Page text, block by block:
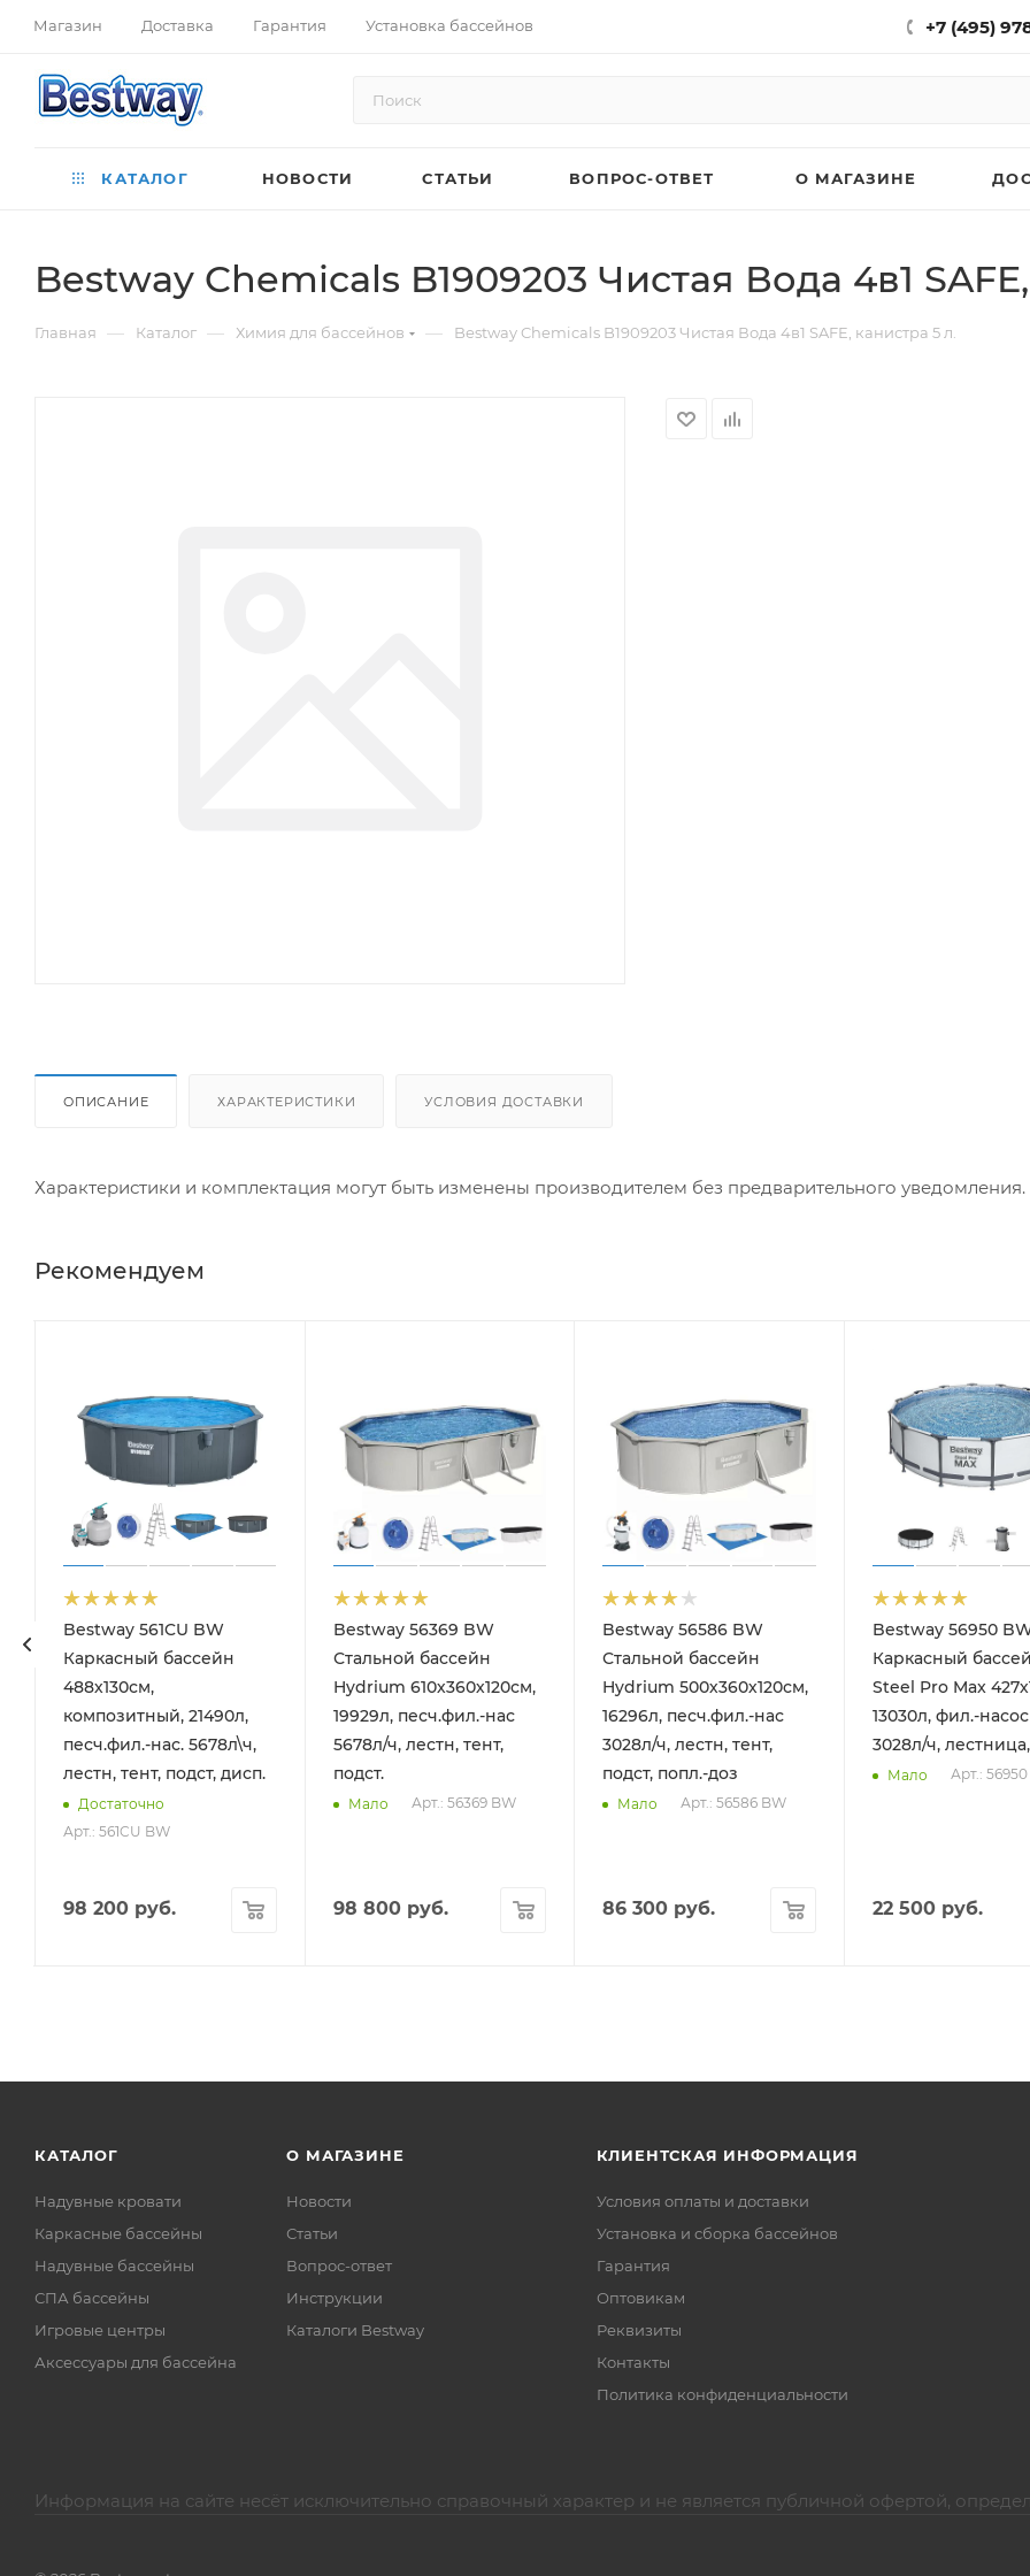
Магазин Доставка Гарантия Установка бассейнов +7 (495)
КАТАЛОГ НОВОСТИ СТАТЬИ ВОПРОС-ОТВЕТ О МАГАЗИНЕ
Bestwаy Chemicals B1909203 Чистая Вода 4в1
Главная — Каталог — Химия для бассейнов — Bestwаy Chemicals B1909203 Чистая Вода 4в1 SAFE, канистра 5 л.
ОПИСАНИЕ ХАРАКТЕРИСТИКИ УСЛОВИЯ ДОСТАВКИ
Характеристики и комплектация могут быть изменены производителем без предварительного уведомления.
Рекомендуем
Bestway 561CU BW
Каркасный бассейн
488х130см,
композитный, 21490л,
песч.фил.-нас. 5678л\ч,
лестн, тент, подст, дисп.
Достаточно
Арт.: 561CU BW
98 200руб.
Bestway 56369 BW
Стальной бассейн
Hydrium 610х360х120см,
19929л, песч.фил.-нас
5678л/ч, лестн, тент,
подст.
Мало Арт.: 56369 BW
98 800руб.
Bestway 56586 BW
Стальной бассейн
Hydrium 500х360х120см,
16296л, песч.фил.-нас
3028л/ч, лестн, тент,
подст, попл.-доз
Мало Арт.: 56586 BW
86 300 руб.
Bestway 56950
Каркасный
Steel Pro Max
13030л, фил.-насос
3028л/ч,
Мало Арт.:
22 500 руб.
КАТАЛОГ
Надувные кровати
Каркасные бассейны
Надувные бассейны
СПА бассейны
Игровые центры
Аксессуары для бассейна
О МАГАЗИНЕ
Новости
Статьи
Вопрос-ответ
Инструкции
Каталоги Bestway
КЛИЕНТСКАЯ ИНФОРМАЦИЯ
Условия оплаты и доставки
Установка и сборка бассейнов
Гарантия
Оптовикам
Реквизиты
Контакты
Политика конфиденциальности
Информация на сайте несёт исключительно справочный характер и не является публичной офертой,